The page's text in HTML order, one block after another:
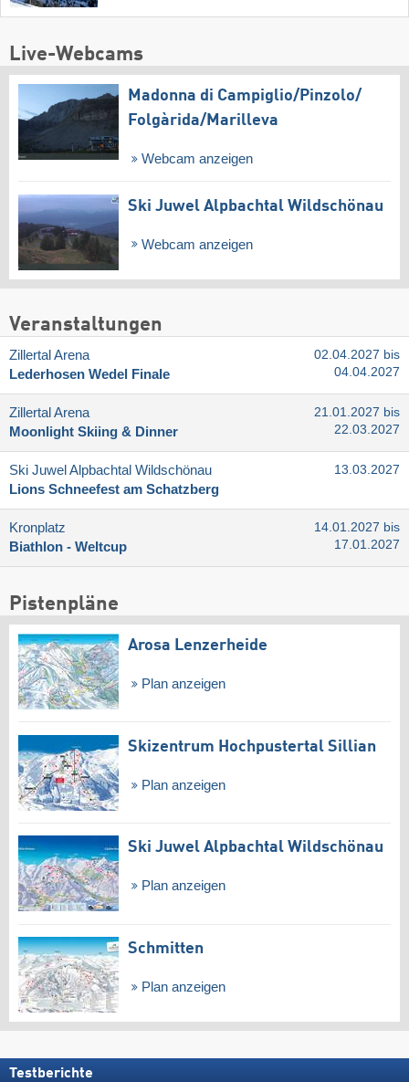
Live-Webcams
Madonna di Campiglio/​Pinzolo/​
Folgàrida/​Marilleva
Webcam anzeigen
Ski Juwel Alpbachtal Wildschönau
Webcam anzeigen
Veranstaltungen
Zillertal Arena
Lederhosen Wedel Finale
02.04.2027 bis
04.04.2027
Zillertal Arena
Moonlight Skiing & Dinner
21.01.2027 bis
22.03.2027
Ski Juwel Alpbachtal Wildschönau
Lions Schneefest am Schatzberg
13.03.2027
Kronplatz
Biathlon - Weltcup
14.01.2027 bis
17.01.2027
Pistenpläne
Arosa Lenzerheide
Plan anzeigen
Skizentrum Hochpustertal Sillian
Plan anzeigen
Ski Juwel Alpbachtal Wildschönau
Plan anzeigen
Schmitten
Plan anzeigen
Testberichte